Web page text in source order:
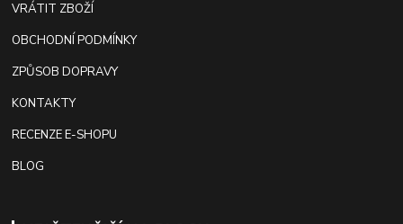
VRÁTIT ZBOŽÍ
OBCHODNÍ PODMÍNKY
ZPŮSOB DOPRAVY
KONTAKTY
RECENZE E-SHOPU
BLOG